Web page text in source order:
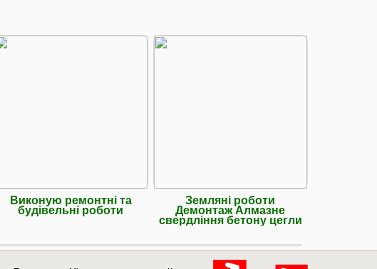
Виконую ремонтні та
будівельні роботи
Земляні роботи
Демонтаж Алмазне
свердління бетону цегли